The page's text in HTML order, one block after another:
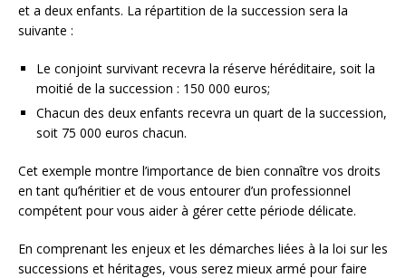
et a deux enfants. La répartition de la succession sera la
suivante :
Le conjoint survivant recevra la réserve héréditaire, soit la
moitié de la succession : 150 000 euros;
Chacun des deux enfants recevra un quart de la succession,
soit 75 000 euros chacun.
Cet exemple montre l’importance de bien connaître vos droits
en tant qu’héritier et de vous entourer d’un professionnel
compétent pour vous aider à gérer cette période délicate.
En comprenant les enjeux et les démarches liées à la loi sur les
successions et héritages, vous serez mieux armé pour faire